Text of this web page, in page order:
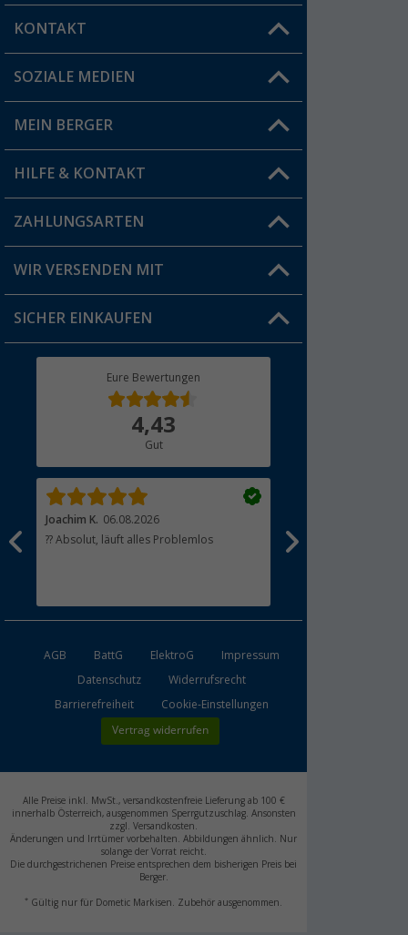
KONTAKT
Du hast eine Frage?
Filiale finden
SOZIALE MEDIEN
MEIN BERGER
Vorteilskarte
Blog
Jobs & Karriere
Berger Bewusst
HILFE & KONTAKT
FAQ & Kontakt
Versandinformationen
Rücksendung
ZAHLUNGSARTEN
WIR VERSENDEN MIT
SICHER EINKAUFEN
Eure Bewertungen
4,43
Gut
Joachim K. 06.08.2026
?? Absolut, läuft alles Problemlos
Schnelle
AGB BattG ElektroG
Impressum
Datenschutz
Widerrufsrecht
Barrierefreiheit
Cookie-Einstellungen
Vertrag widerrufen
Alle Preise inkl. MwSt., versandkostenfreie Lieferung ab 100 €
innerhalb Österreich, ausgenommen Sperrgutzuschlag. Ansonsten
zzgl. Versandkosten.
Änderungen und Irrtümer vorbehalten. Abbildungen ähnlich. Nur
solange der Vorrat reicht.
Die durchgestrichenen Preise entsprechen dem bisherigen Preis bei
Berger.
* Gültig nur für Dometic Markisen. Zubehör ausgenommen.